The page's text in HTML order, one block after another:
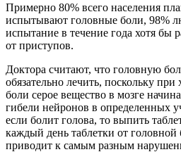
Примерно 80% всего населения
испытывают головные боли, 98%
испытание в течение года хотя бы
от приступов.
Доктора считают, что головную
обязательно лечить, поскольку
боли серое вещество в мозге
гибели нейронов в определенных
если болит голова, то выпить
каждый день таблетки от головной
приводит к самым разным